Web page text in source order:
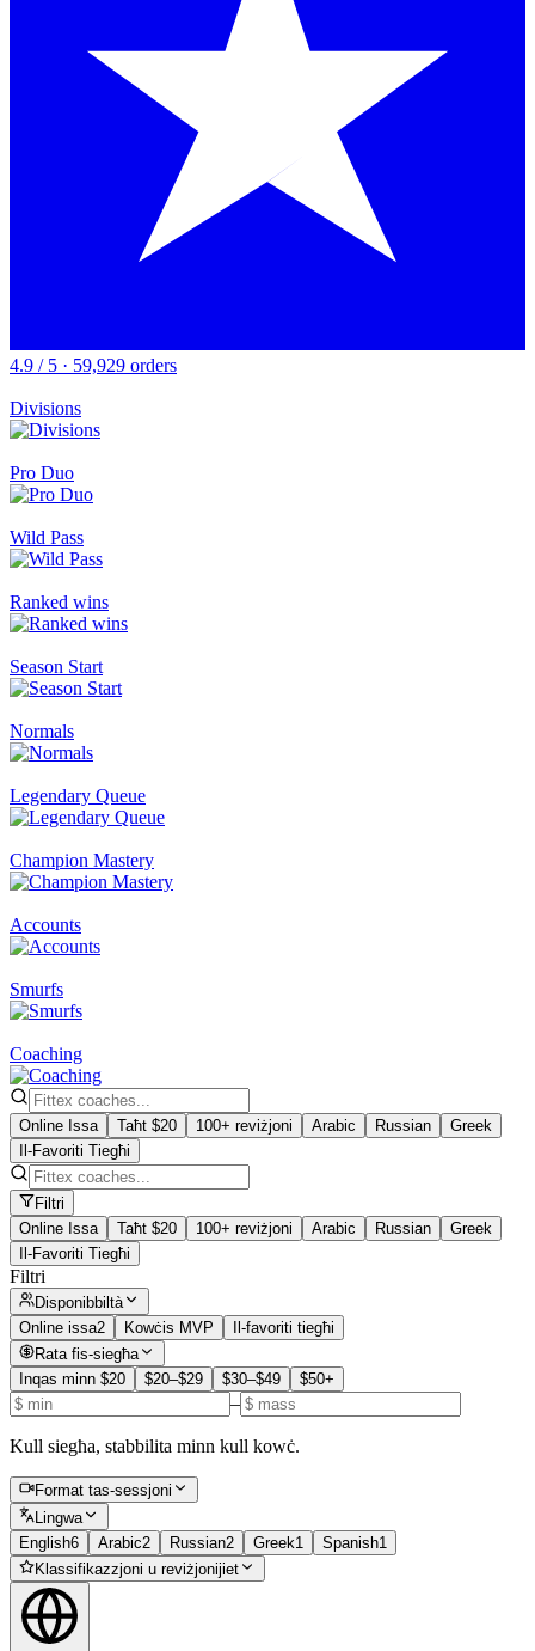
4.9 / 5 · 59,929 orders
Divisions
Pro Duo
Wild Pass
Ranked wins
Season Start
Normals
Legendary Queue
Champion Mastery
Accounts
Smurfs
Coaching
Online Issa Taħt $20 100+ reviżjoni Arabic Russian
Greek
Il-Favoriti Tiegħi
Filtri
Online Issa
Taħt $20 100+ reviżjoni Arabic Russian
Greek
Il-Favoriti Tiegħi
Filtri
Disponibbiltà
Online issa2 Kowċis MVP
Il-favoriti tiegħi
Rata fis-siegħa
Inqas minn $20
$20–$29 $30–$49 $50+
–
Kull siegħa, stabbilita minn kull kowċ.
Format tas-sessjoni
Lingwa
English6 Arabic2 Russian2 Greek1 Spanish1
Klassifikazzjoni u reviżjonijiet